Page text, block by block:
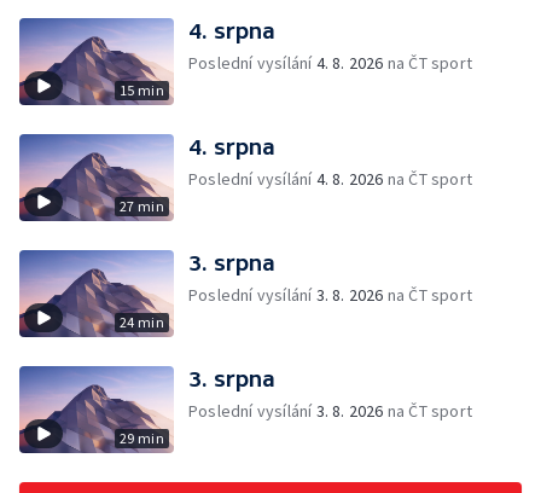
15 min
4. srpna
Poslední vysílání4. 8. 2026 na ČT sport
27 min
4. srpna
Poslední vysílání4. 8. 2026 na ČT sport
24 min
3. srpna
Poslední vysílání3. 8. 2026 na ČT sport
29 min
3. srpna
Poslední vysílání3. 8. 2026 na ČT sport